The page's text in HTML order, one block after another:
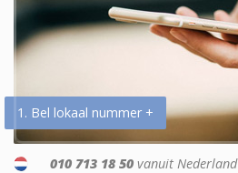
1. Bel lokaal nummer +
010 713 18 50 vanuit Nederland